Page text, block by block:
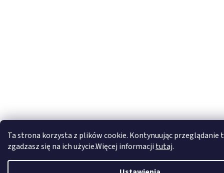
Ta strona korzysta z plików cookie. Kontynuując przeglądanie
zgadzasz się na ich użycie.Więcej informacji tutaj.